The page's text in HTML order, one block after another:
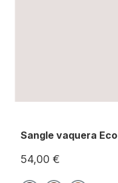
Sangle vaquera Eco
54,00 €